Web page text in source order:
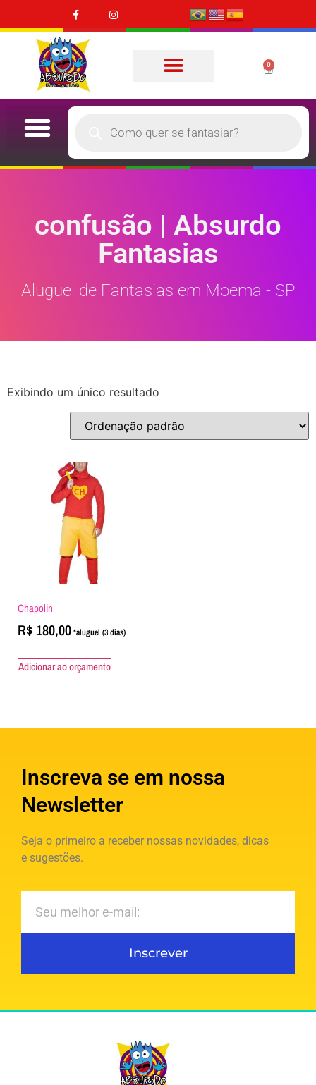
0
confusão | Absurdo
Fantasias
Aluguel de Fantasias em Moema - SP
Exibindo um único resultado
Chapolin
R$180,00
Adicionar ao orçamento
Inscreva se em nossa
Newsletter
Seja o primeiro a receber nossas novidades, dicas
e sugestões.
Inscrever